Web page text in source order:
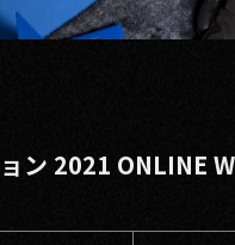
ョン 2021 ONLINE